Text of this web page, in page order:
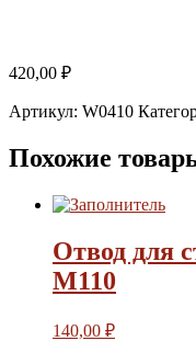
420,00 ₽
Артикул: W0410
Похожие
Отвод для
М110
140,00 ₽